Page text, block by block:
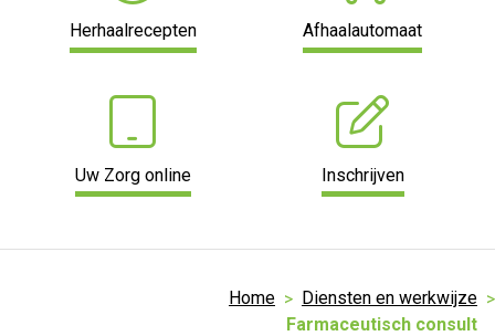
Herhaalrecepten Afhaalautomaat
Uw Zorg online Inschrijven
Home
Diensten en werkwijze
Farmaceutisch consult